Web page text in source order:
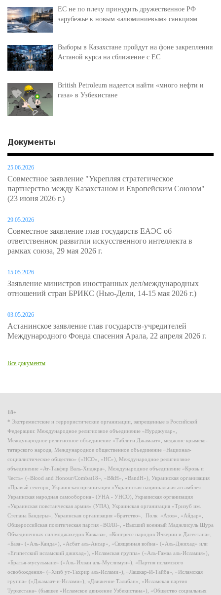
ЕС не по плечу принудить дружественное РФ
зарубежье к новым «алюминиевым» санкциям
Выборы в Казахстане пройдут на фоне закрепления
Астаной курса на сближение с ЕС
British Petroleum надеется найти «много нефти и
газа» в Узбекистане
Документы
25.06.2026
Совместное заявление "Укрепляя стратегическое
партнерство между Казахстаном и Европейским Союзом"
(23 июня 2026 г.)
29.05.2026
Совместное заявление глав государств ЕАЭС об
ответственном развитии искусственного интеллекта в
рамках союза, 29 мая 2026 г.
15.05.2026
Заявление министров иностранных дел/международных
отношений стран БРИКС (Нью-Дели, 14-15 мая 2026 г.)
03.05.2026
Астанинское заявление глав государств-учредителей
Международного Фонда спасения Арала, 22 апреля 2026 г.
Все документы
18+
* Экстремистские и террористические организации, запрещенные в Российской
Федерации: Международное религиозное объединение «Нурджулар»,
Международное религиозное объединение «Таблиги Джамаат», меджлис крымско-
татарского народа, Международное общественное объединение «Национал-
социалистическое общество» («НСО», «НС»), Международное религиозное
объединение «Ат-Такфир Валь-Хиджра», Международное объединение «Кровь и
Честь» («Blood and Honour/Combat18», «B&H», «BandH»), Украинская организация
«Правый сектор», Украинская организация «Украинская национальная ассамблея –
Украинская народная самооборона» (УНА - УНСО), Украинская организация
«Украинская повстанческая армия» (УПА), Украинская организация «Тризуб им.
Степана Бандеры», Украинская организация «Братство», Полк «Азов», «Айдар»,
Общероссийская политическая партия «ВОЛЯ», «Высший военный Маджлисуль Шура
Объединенных сил моджахедов Кавказа», «Конгресс народов Ичкерии и Дагестана»,
«База» («Аль-Каида»), «Асбат аль-Ансар», «Священная война» («Аль-Джихад» или
«Египетский исламский джихад»), «Исламская группа» («Аль-Гамаа аль-Исламия»),
«Братья-мусульмане» («Аль-Ихван аль-Муслимун»), «Партия исламского
освобождения» («Хизб ут-Тахрир аль-Ислами»), «Лашкар-И-Тайба», «Исламская
группа» («Джамаат-и-Ислами»), «Движение Талибан», «Исламская партия
Туркестана» (бывшее «Исламское движение Узбекистана»), «Общество социальных